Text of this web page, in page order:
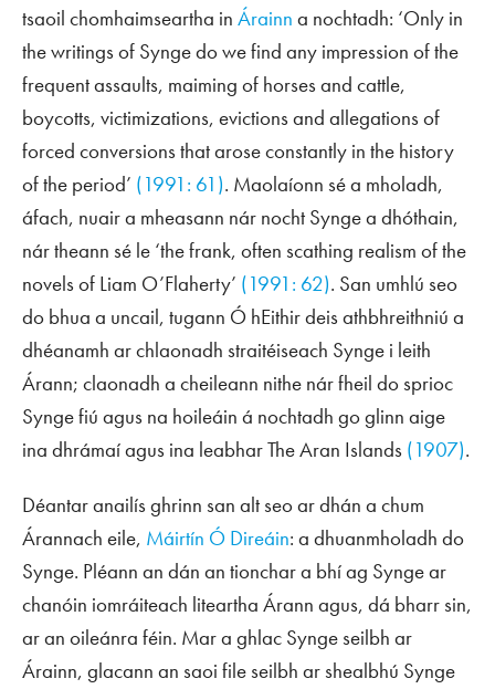
tsaoil chomhaimseartha in Árainn a nochtadh: ‘Only in
the writings of Synge do we find any impression of the
frequent assaults, maiming of horses and cattle,
boycotts, victimizations, evictions and allegations of
forced conversions that arose constantly in the history
of the period’ (1991: 61). Maolaíonn sé a mholadh,
áfach, nuair a mheasann nár nocht Synge a dhóthain,
nár theann sé le ‘the frank, often scathing realism of the
novels of Liam O’Flaherty’ (1991: 62). San umhlú seo
do bhua a uncail, tugann Ó hEithir deis athbhreithniú a
dhéanamh ar chlaonadh straitéiseach Synge i leith
Árann; claonadh a cheileann nithe nár fheil do sprioc
Synge fiú agus na hoileáin á nochtadh go glinn aige
ina dhrámaí agus ina leabharThe Aran Islands (1907).
Déantar anailís ghrinn san alt seo ar dhán a chum
Árannach eile, Máirtín Ó Direáin: a dhuanmholadh do
Synge. Pléann an dán an tionchar a bhí ag Synge ar
chanóin iomráiteach liteartha Árann agus, dá bharr sin,
ar an oileánra féin. Mar a ghlac Synge seilbh ar
Árainn, glacann an saoi file seilbh ar shealbhú Synge